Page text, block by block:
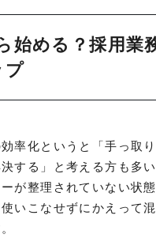
始める？採用業
プ
率化というと「手っ取
する」と考える方も多
が整理されていない状
いこなせずにかえって